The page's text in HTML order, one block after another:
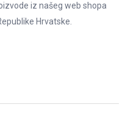
iz našeg web shopa
Hrvatske.